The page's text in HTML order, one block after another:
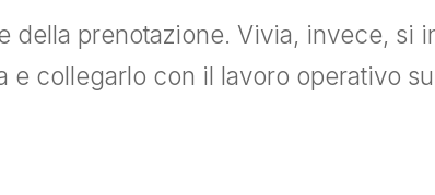
della prenotazione. Vivia, invece, si
e collegarlo con il lavoro operativo